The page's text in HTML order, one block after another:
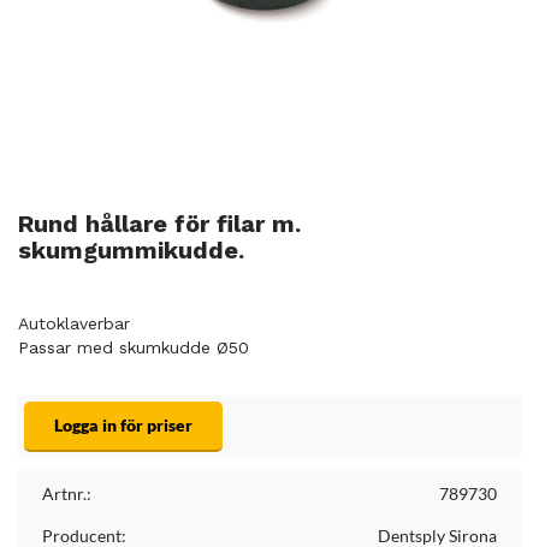
Rund hållare för filar m.
skumgummikudde.
Autoklaverbar
Passar med skumkudde Ø50
Logga in för priser
Artnr.: 789730
Producent: Dentsply Sirona